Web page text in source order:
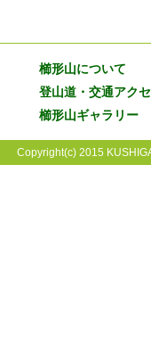
櫛形山について
登山道・交通アク
櫛形山ギャラリー
Copyright(c) 2015